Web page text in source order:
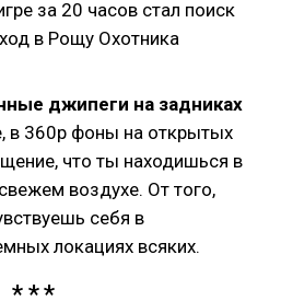
за 20 часов стал поиск
в Рощу Охотника
джипеги на задниках
в 360р фоны на открытых
что ты находишься в
воздухе. От того,
себя в
локациях всяких.